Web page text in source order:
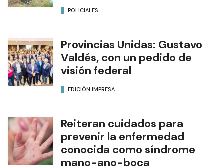
POLICIALES
Provincias Unidas: Gustavo
Valdés, con un pedido de
visión federal
EDICIÓN IMPRESA
Reiteran cuidados para
prevenir la enfermedad
conocida como síndrome
mano-ano-boca